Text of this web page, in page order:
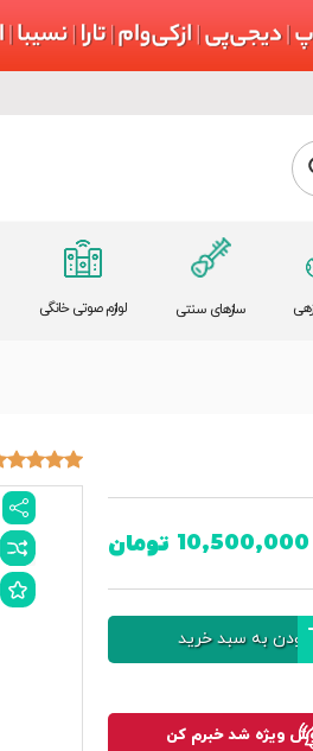
سازهای سنتی لوازم صوتی خانگی
10,500,000 تومان
به سبد خرید
ویژه شد خبرم کن